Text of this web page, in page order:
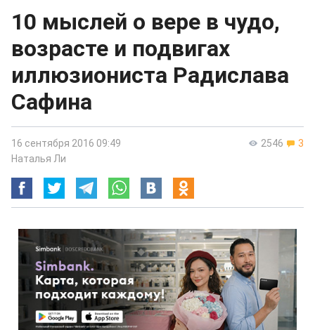
10 мыслей о вере в чудо,
возрасте и подвигах
иллюзиониста Радислава
Сафина
2546 3
16 сентября 2016 09:49
Наталья Ли